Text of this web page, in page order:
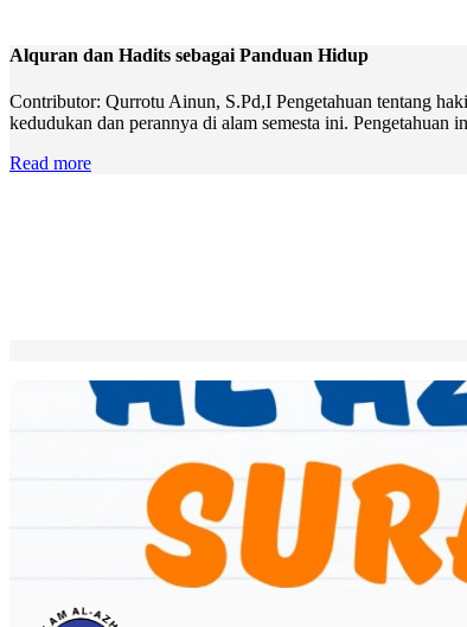
Alquran dan Hadits sebagai Panduan Hidup
Contributor: Qurrotu Ainun, S.Pd,I Pengetahuan tentang
kedudukan dan perannya di alam semesta ini. Pengetahuan
Read more